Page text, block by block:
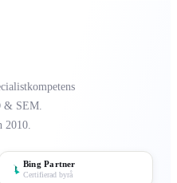
& SEM.
2010.
Bing Partner
Certifierad byrå